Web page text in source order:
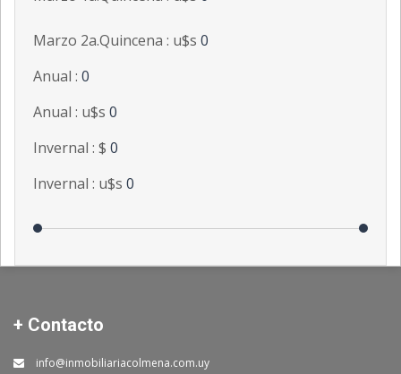
Marzo 2a.Quincena : u$s 0
Anual : 0
Anual : u$s 0
Invernal : $ 0
Invernal : u$s 0
+ Contacto
info@inmobiliariacolmena.com.uy